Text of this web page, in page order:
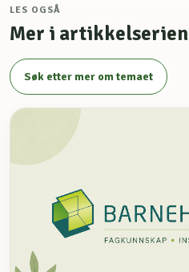
LES OGSÅ
Mer i artikkelserien
Søk etter mer om temaet